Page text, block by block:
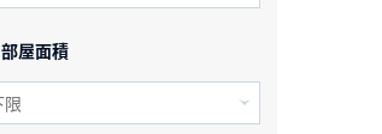
部屋面積